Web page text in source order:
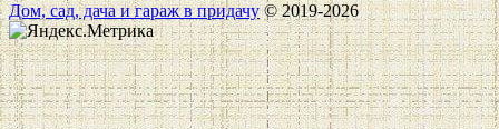
Дом, сад, дача и гараж в придачу© 2019-2026